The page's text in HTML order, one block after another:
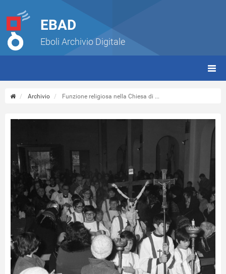
EBAD
Eboli Archivio Digitale
Archivio Funzione religiosa nella Chiesa di ...